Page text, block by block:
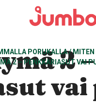
PORUKALLA/MITEN
2 – PENKKARIASUT VAI
2 –